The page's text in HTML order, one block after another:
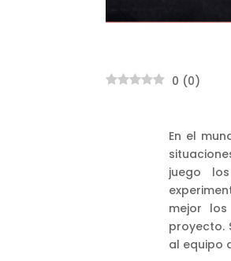
0 (0)
En el
juego
mejor
proyecto.
al equipo